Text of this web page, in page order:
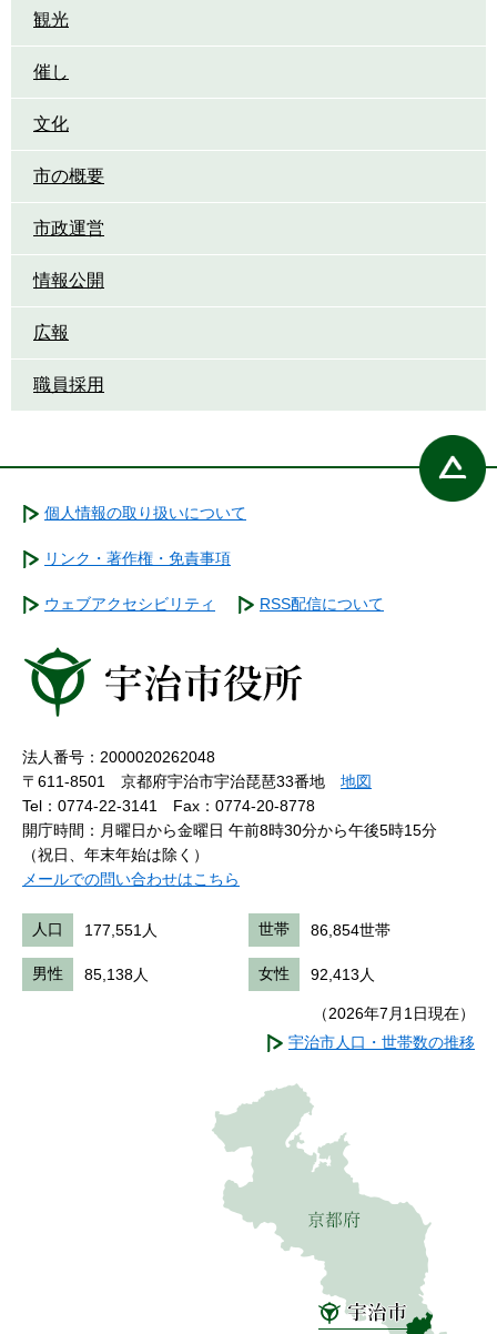
観光
催し
文化
市の概要
市政運営
情報公開
広報
職員採用
個人情報の取り扱いについて
リンク・著作権・免責事項
ウェブアクセシビリティ RSS配信について
法人番号：2000020262048
〒611-8501 京都府宇治市宇治琵琶33番地 地図
Tel：0774-22-3141
Fax：0774-20-8778
開庁時間：月曜日から金曜日 午前8時30分から午後5時15分
（祝日、年末年始は除く）
メールでの問い合わせはこちら
人口 177,551人 世帯 86,854世帯
男性 85,138人 女性 92,413人
（2026年7月1日現在）
宇治市人口・世帯数の推移